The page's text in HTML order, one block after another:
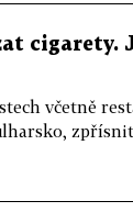
cigarety.
včetně